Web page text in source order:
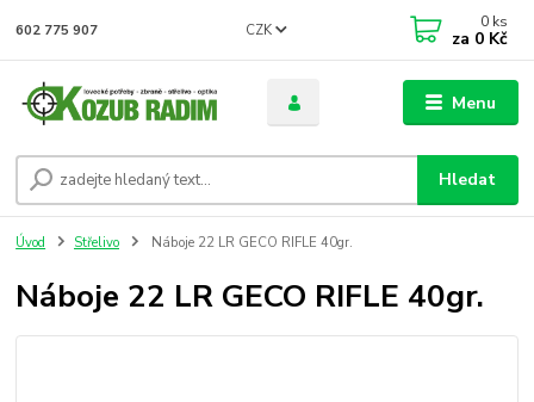
Menu
CZK
Hledat
602 775 907 0 ks
za 0 Kč
Úvod Střelivo Náboje 22 LR GECO RIFLE 40gr.
Náboje 22 LR GECO RIFLE 40gr.